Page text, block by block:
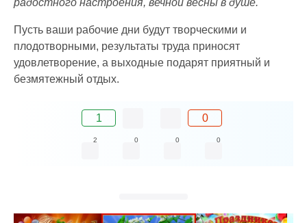
Пусть ваши рабочие дни будут творческими и
плодотворными, результаты труда приносят
удовлетворение, а выходные подарят приятный и
безмятежный отдых.
1 0
2 0 0 0